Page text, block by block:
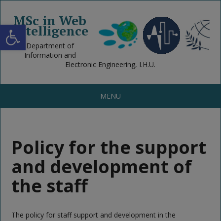
Open toolbarMSc in Web
Intelligence
Department of
Information and
Electronic Engineering, I.H.U.
MENU
Policy for the support
and development of
the staff
The policy for staff support and development in the